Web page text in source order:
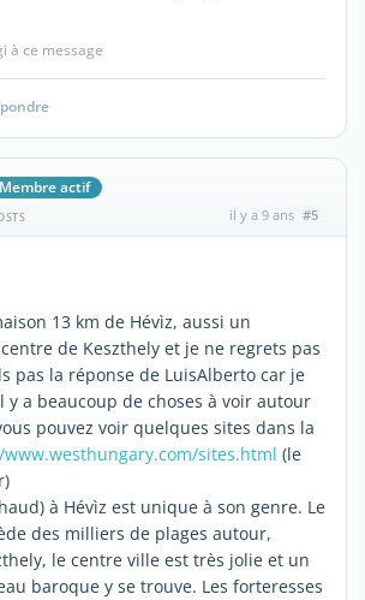
à ce message
Membre actif
il y a 9 ans #5
13 km de Hévìz, aussi un
de Keszthely et je ne regrets pas
pas la réponse de LuisAlberto car je
a beaucoup de choses à voir autour
pouvez voir quelques sites dans la
sites.html (le
à Hévìz est unique à son genre. Le
des milliers de plages autour,
le centre ville est très jolie et un
baroque y se trouve. Les forteresses